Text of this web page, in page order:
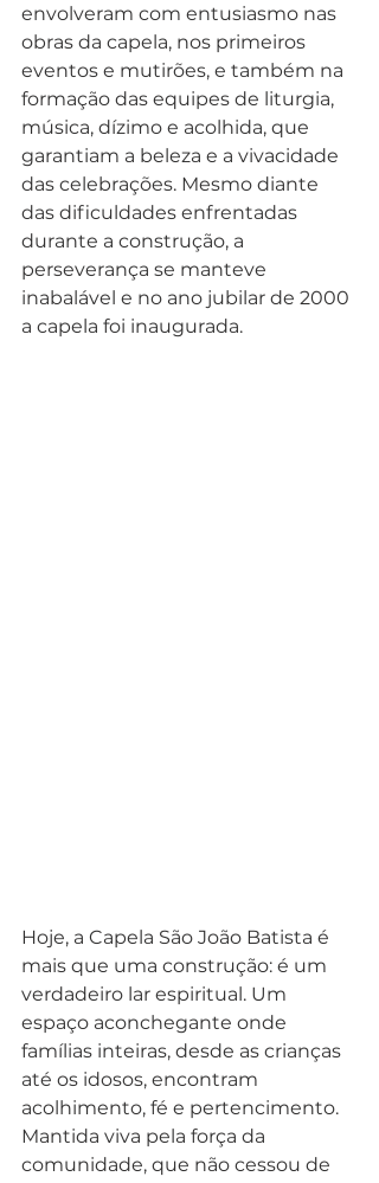
envolveram com entusiasmo nas
obras da capela, nos primeiros
eventos e mutirões, e também na
formação das equipes de liturgia,
música, dízimo e acolhida, que
garantiam a beleza e a vivacidade
das celebrações. Mesmo diante
das dificuldades enfrentadas
durante a construção, a
perseverança se manteve
inabalável e no ano jubilar de 2000
a capela foi inaugurada.
Hoje, a Capela São João Batista é
mais que uma construção: é um
verdadeiro lar espiritual. Um
espaço aconchegante onde
famílias inteiras, desde as crianças
até os idosos, encontram
acolhimento, fé e pertencimento.
Mantida viva pela força da
comunidade, que não cessou de